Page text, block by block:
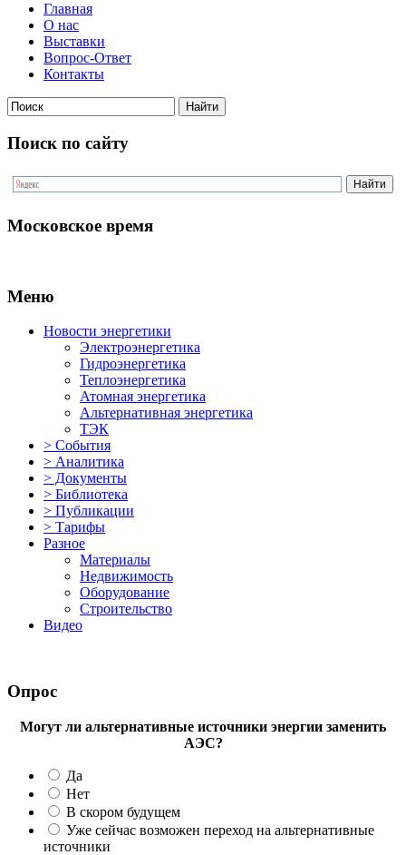
Главная
О нас
Выставки
Вопрос-Ответ
Контакты
Поиск по сайту
Московское время
Меню
Новости энергетики
Электроэнергетика
Гидроэнергетика
Теплоэнергетика
Атомная энергетика
Альтернативная энергетика
ТЭК
> События
> Аналитика
> Документы
> Библиотека
> Публикации
> Тарифы
Разное
Материалы
Недвижимость
Оборудование
Строительство
Видео
Опрос
Могут ли альтернативные источники энергии заменить
АЭС?
Да
Нет
В скором будущем
Уже сейчас возможен переход на альтернативные
источники